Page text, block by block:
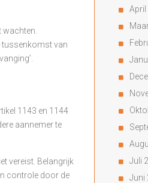
tussenkomst van
1143 en 1144
aannemer te
vereist. Belangrijk
controle door de
April
Juli
Juni